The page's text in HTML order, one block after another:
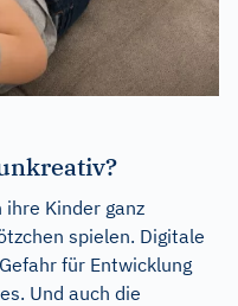
Kinder ganz
spielen. Digitale
für Entwicklung
Und auch die